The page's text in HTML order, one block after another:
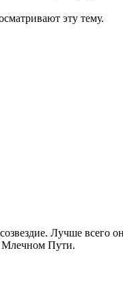
эту тему.
Лучше всего
Млечном Пути.